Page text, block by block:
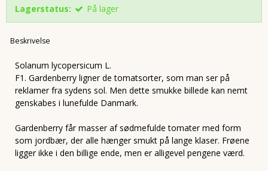
Lagerstatus: På lager
Beskrivelse
Solanum lycopersicum L.
F1. Gardenberry ligner de tomatsorter, som man ser på
reklamer fra sydens sol. Men dette smukke billede kan nemt
genskabes i lunefulde Danmark.
Gardenberry får masser af sødmefulde tomater med form
som jordbær, der alle hænger smukt på lange klaser. Frøene
ligger ikke i den billige ende, men er alligevel pengene værd.